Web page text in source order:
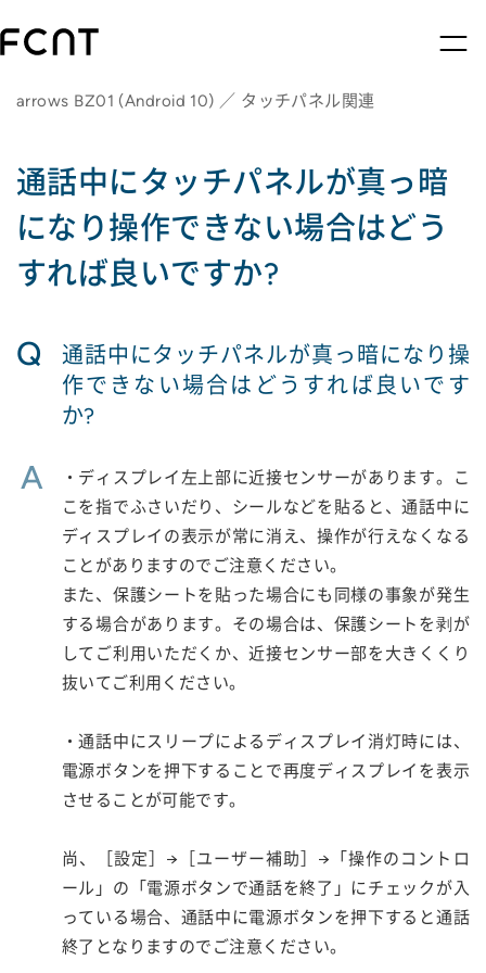
arrows BZ01 (Android 10) ／ タッチパネル関連
通話中にタッチパネルが真っ暗
になり操作できない場合はどう
すれば良いですか?
Q
通話中にタッチパネルが真っ暗になり操
作できない場合はどうすれば良いです
か?
A
・ディスプレイ左上部に近接センサーがあります。こ
こを指でふさいだり、シールなどを貼ると、通話中に
ディスプレイの表示が常に消え、操作が行えなくなる
ことがありますのでご注意ください。
また、保護シートを貼った場合にも同様の事象が発生
する場合があります。その場合は、保護シートを剥が
してご利用いただくか、近接センサー部を大きくくり
抜いてご利用ください。
・通話中にスリープによるディスプレイ消灯時には、
電源ボタンを押下することで再度ディスプレイを表示
させることが可能です。
尚、［設定］→［ユーザー補助］→「操作のコントロ
ール」の「電源ボタンで通話を終了」にチェックが入
っている場合、通話中に電源ボタンを押下すると通話
終了となりますのでご注意ください。